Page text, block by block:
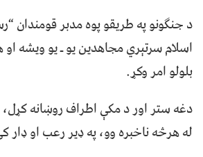
د جنګونو په طريقو پوه مدبر قومندان
اسلام سرتېري مجاهدين يو ـ يو ويشه او
بلولو امر وکړ.
دغه ستر اور د مکې اطراف روښانه
له هرڅه ناخبره وو، په ډير رعب او